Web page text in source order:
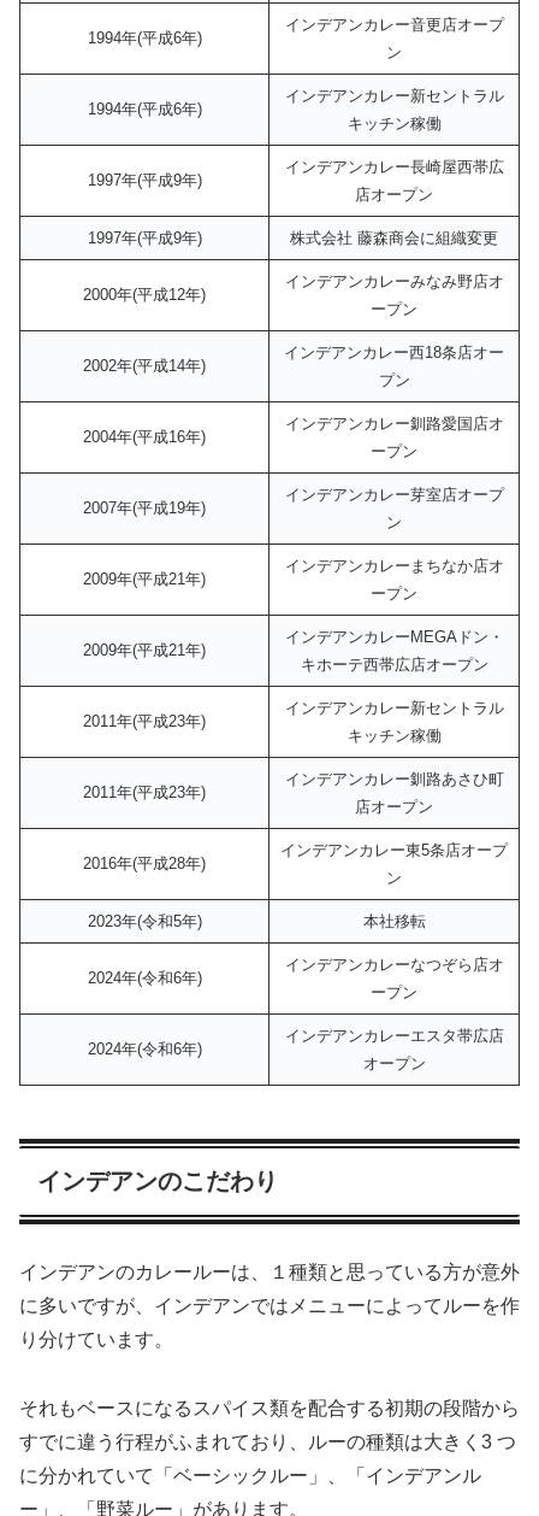
1994年(平成6年)
インデアンカレー音更店オープ
ン
1994年(平成6年)
インデアンカレー新セントラル
キッチン稼働
1997年(平成9年)
インデアンカレー長崎屋西帯広
店オープン
1997年(平成9年) 株式会社 藤森商会に組織変更
2000年(平成12年)
インデアンカレーみなみ野店オ
ープン
2002年(平成14年)
インデアンカレー西18条店オー
プン
2004年(平成16年)
インデアンカレー釧路愛国店オ
ープン
2007年(平成19年)
インデアンカレー芽室店オープ
ン
2009年(平成21年)
インデアンカレーまちなか店オ
ープン
2009年(平成21年)
インデアンカレーMEGAドン・
キホーテ西帯広店オープン
2011年(平成23年)
インデアンカレー新セントラル
キッチン稼働
2011年(平成23年)
インデアンカレー釧路あさひ町
店オープン
2016年(平成28年)
インデアンカレー東5条店オープ
ン
2023年(令和5年) 本社移転
2024年(令和6年)
インデアンカレーなつぞら店オ
ープン
2024年(令和6年)
インデアンカレーエスタ帯広店
オープン
インデアンのこだわり
インデアンのカレールーは、１種類と思っている方が意外
に多いですが、インデアンではメニューによってルーを作
り分けています。
それもベースになるスパイス類を配合する初期の段階から
すでに違う行程がふまれており、ルーの種類は大きく3 つ
に分かれていて「ベーシックルー」、「インデアンル
ー」、「野菜ルー」があります。